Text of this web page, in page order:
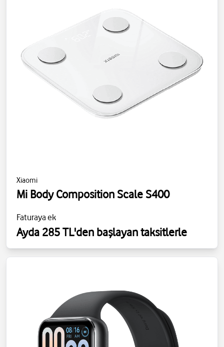
Xiaomi
Mi Body Composition Scale S400
Faturaya ek
Ayda 285 TL'den başlayan taksitlerle